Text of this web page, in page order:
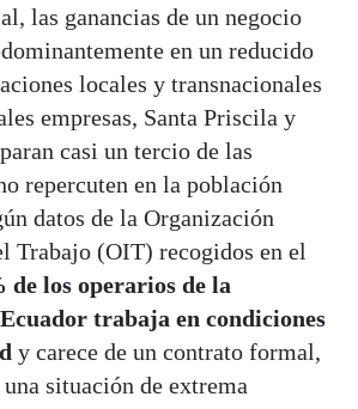
las ganancias de un negocio
en un reducido
locales y transnacionales
empresas, Santa Priscila y
casi un tercio de las
repercuten en la población
datos de la Organización
Trabajo (OIT) recogidos en el
de los operarios de la
trabaja en condiciones
y carece de un contrato formal,
situación de extrema